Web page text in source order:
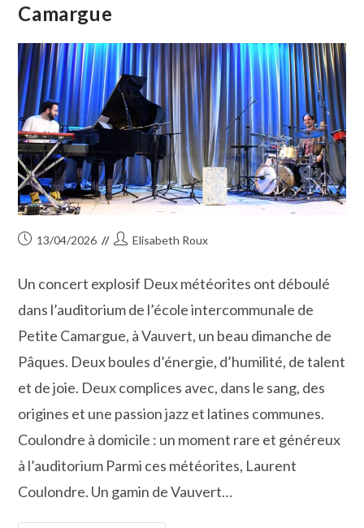
Camargue
Publication
13/04/2026
Auteur/autrice
publication :
Elisabeth Roux
Un concert explosif Deux météorites ont déboulé
dans l’auditorium de l’école intercommunale de
Petite Camargue, à Vauvert, un beau dimanche de
Pâques. Deux boules d’énergie, d’humilité, de talent
et de joie. Deux complices avec, dans le sang, des
origines et une passion jazz et latines communes.
Coulondre à domicile : un moment rare et généreux
à l’auditorium Parmi ces météorites, Laurent
Coulondre. Un gamin de Vauvert…